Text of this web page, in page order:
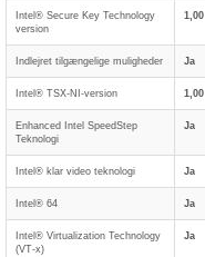
Intel® Secure Key Technology
version
1,00
Indlejret tilgængelige muligheder Ja
Intel® TSX-NI-version 1,00
Enhanced Intel SpeedStep
Teknologi
Ja
Intel® klar video teknologi Ja
Intel® 64 Ja
Intel® Virtualization Technology
(VT-x)
Ja